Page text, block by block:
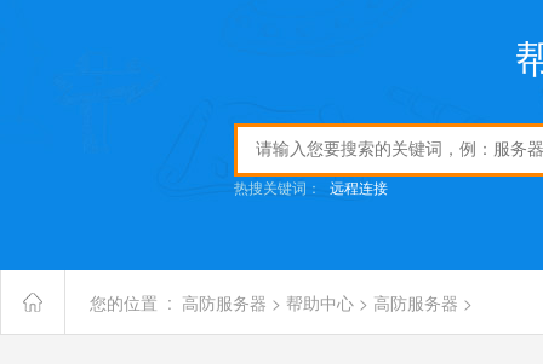
热搜关键词： 远程连接
您的位置 : 高防服务器 > 帮助中心 > 高防服务器 >